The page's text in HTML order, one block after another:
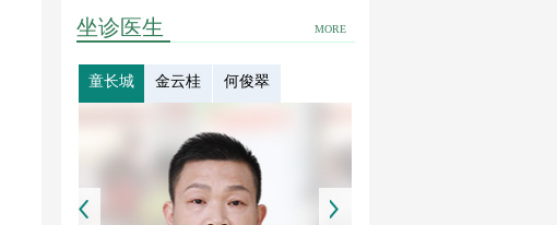
MORE
坐诊医生
童长城 金云桂 何俊翠